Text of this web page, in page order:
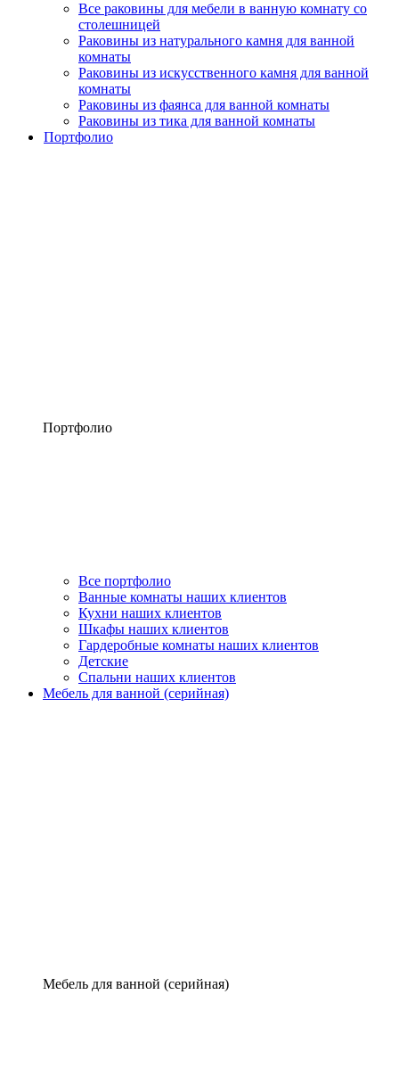
Все раковины для мебели в ванную комнату со
столешницей
Раковины из натурального камня для ванной
комнаты
Раковины из искусственного камня для ванной
комнаты
Раковины из фаянса для ванной комнаты
Раковины из тика для ванной комнаты
Портфолио
Портфолио
Все портфолио
Ванные комнаты наших клиентов
Кухни наших клиентов
Шкафы наших клиентов
Гардеробные комнаты наших клиентов
Детские
Спальни наших клиентов
Мебель для ванной (серийная)
Мебель для ванной (серийная)